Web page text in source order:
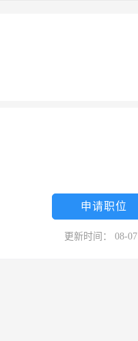
申请职位
更新时间： 08-07